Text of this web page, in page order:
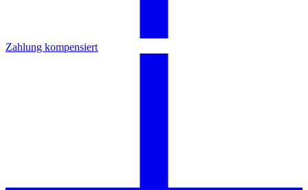
Zahlung kompensiert